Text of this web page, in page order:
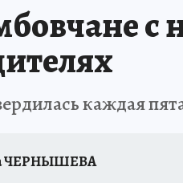
с
каждая
ЧЕРНЫШЕВА